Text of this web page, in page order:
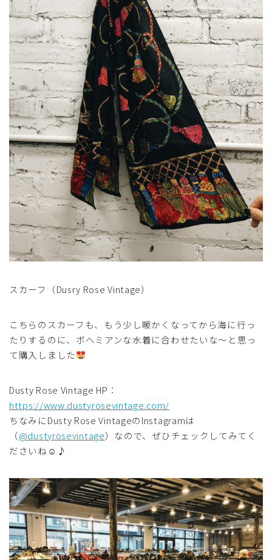
スカーフ（Dusry Rose Vintage）
こちらのスカーフも、もう少し暖かくなってから海に行っ
たりするのに、ボヘミアンな水着に合わせたいな～と思っ
て購入しました
Dusty Rose Vintage HP：
https://www.dustyrosevintage.com/
ちなみにDusty Rose VintageのInstagramは
（@dustyrosevintage）なので、ぜひチェックしてみてく
ださいね☺♪